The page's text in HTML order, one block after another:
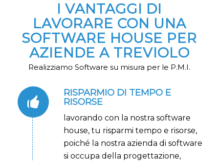
I VANTAGGI DI
LAVORARE CON UNA
SOFTWARE HOUSE PER
AZIENDE A TREVIOLO
Realizziamo Software su misura per le P.M.I.
RISPARMIO DI TEMPO E
RISORSE
lavorando con la nostra software
house, tu risparmi tempo e risorse,
poiché la nostra azienda di software
si occupa della progettazione,